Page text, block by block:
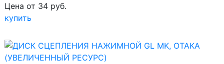
Цена от 34 руб.
купить